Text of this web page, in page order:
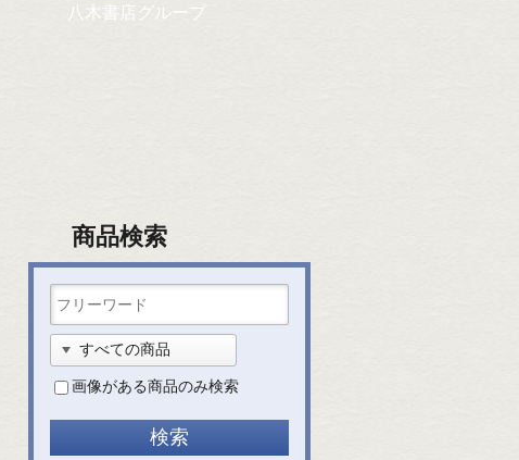
八木書店グループ
商品検索
画像がある商品のみ検索